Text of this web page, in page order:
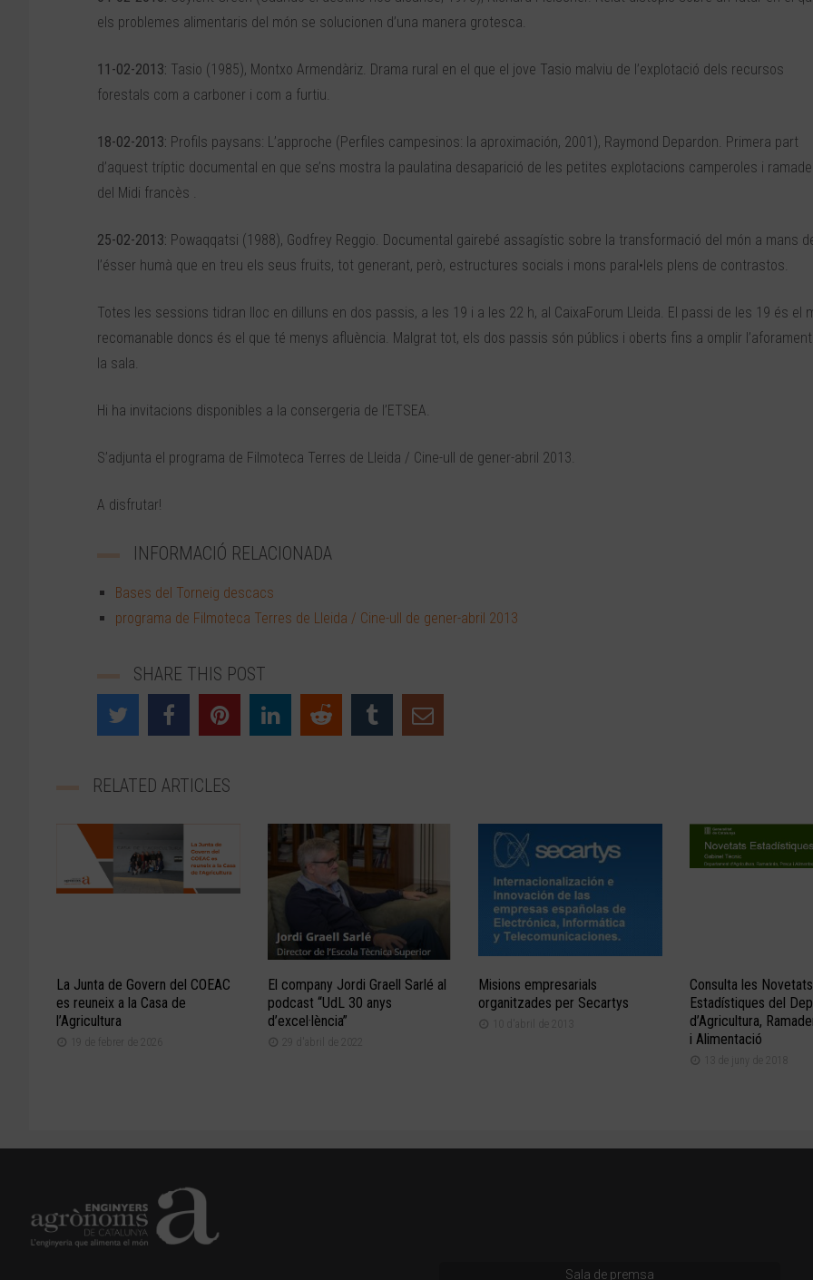
els problemes alimentaris del món se solucionen d’una manera grotesca.
11-02-2013: Tasio (1985), Montxo Armendàriz. Drama rural en el que el jove Tasio malviu de l’explotació dels recursos
forestals com a carboner i com a furtiu.
18-02-2013: Profils paysans: L’approche (Perfiles campesinos: la aproximación, 2001), Raymond Depardon. Primera part
d’aquest tríptic documental en que se’ns mostra la paulatina desaparició de les petites explotacions camperoles i
del Midi francès .
25-02-2013: Powaqqatsi (1988), Godfrey Reggio. Documental gairebé assagístic sobre la transformació del món a mans
l’ésser humà que en treu els seus fruits, tot generant, però, estructures socials i mons paral•lels plens de contrastos.
Totes les sessions tidran lloc en dilluns en dos passis, a les 19 i a les 22 h, al CaixaForum Lleida. El passi de les 19 és el
recomanable doncs és el que té menys afluència. Malgrat tot, els dos passis són públics i oberts fins a omplir
la sala.
Hi ha invitacions disponibles a la consergeria de l’ETSEA.
S’adjunta el programa de Filmoteca Terres de Lleida / Cine-ull de gener-abril 2013.
A disfrutar!
INFORMACIÓ RELACIONADA
Bases del Torneig descacs
programa de Filmoteca Terres de Lleida / Cine-ull de gener-abril 2013
SHARE THIS POST
RELATED ARTICLES
La Junta de Govern del COEAC
es reuneix a la Casa de
l’Agricultura
19 de febrer de 2026
El company Jordi Graell Sarlé al
podcast “UdL 30 anys
d’excel·lència”
29 d'abril de 2022
Misions empresarials
organitzades per Secartys
10 d'abril de 2013
Consulta les Novetats
Estadístiques del
d’Agricultura,
i Alimentació
13 de juny de 2018
Sala de premsa